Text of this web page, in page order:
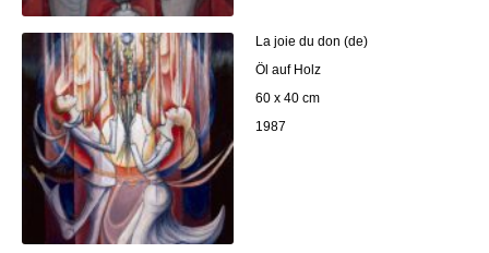
La joie du don (de)
Öl auf Holz
60 x 40 cm
1987